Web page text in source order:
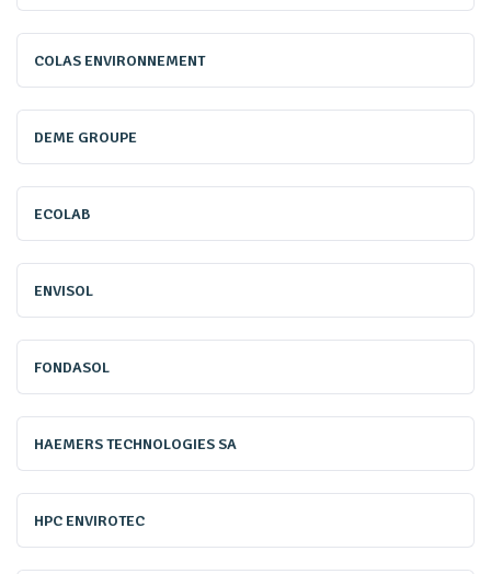
Pacte vert de 2019 et la crise du Covid-19. Le Pacte vert
constitue une feuille de route transversale visant à faire
de l’Europe le premier continent climatique neutre d'ici
tenable.
COLAS ENVIRONNEMENT
DEME GROUPE
ECOLAB
ENVISOL
FONDASOL
HAEMERS TECHNOLOGIES SA
HPC ENVIROTEC